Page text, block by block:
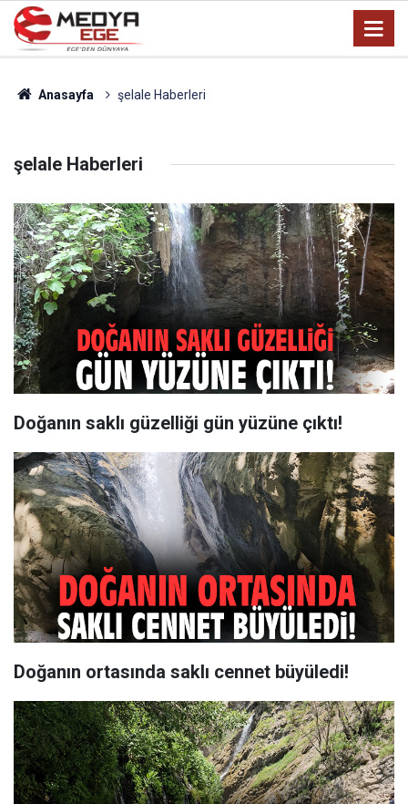
Anasayfa şelale Haberleri
şelale Haberleri
Doğanın saklı güzelliği gün yüzüne çıktı!
Doğanın ortasında saklı cennet büyüledi!